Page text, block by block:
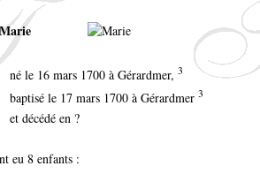
Marie
né le 16 mars 1700 à Gérardmer, 3
baptisé le 17 mars 1700 à Gérardmer 3
et décédé en ?
eu 8 enfants :